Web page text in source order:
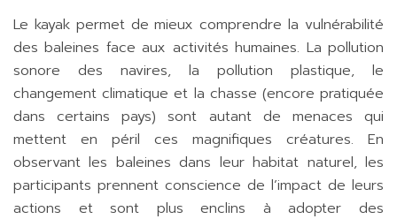
Le kayak permet de mieux comprendre la vulnérabilité
des baleines face aux activités humaines. La pollution
sonore des navires, la pollution plastique, le
changement climatique et la chasse (encore pratiquée
dans certains pays) sont autant de menaces qui
mettent en péril ces magnifiques créatures. En
observant les baleines dans leur habitat naturel, les
participants prennent conscience de l’impact de leurs
actions et sont plus enclins à adopter des